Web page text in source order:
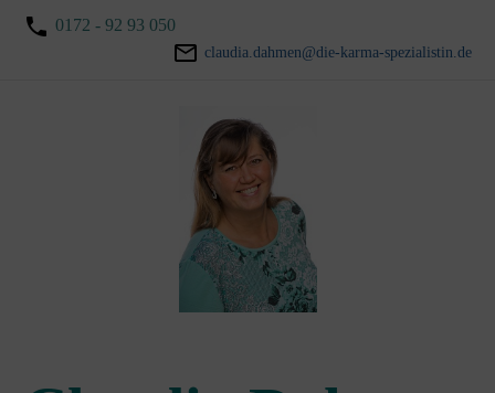
0172 - 92 93 050
claudia.dahmen@die-karma-spezialistin.de